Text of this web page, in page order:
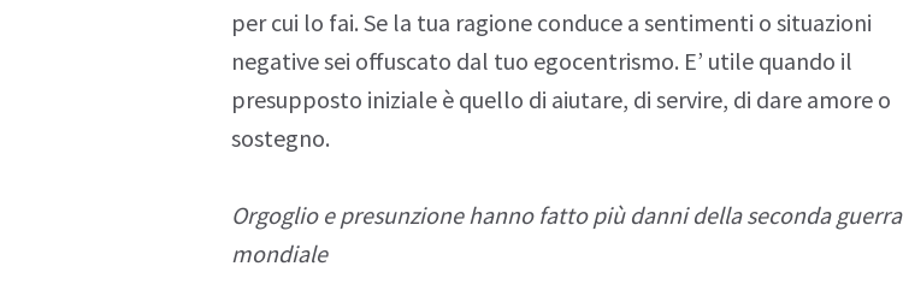
per cui lo fai. Se la tua ragione conduce a sentimenti o situazioni
negative sei offuscato dal tuo egocentrismo. E’ utile quando il
presupposto iniziale è quello di aiutare, di servire, di dare amore o
sostegno.
Orgoglioe presunzione hanno fatto più danni della seconda guerra
mondiale